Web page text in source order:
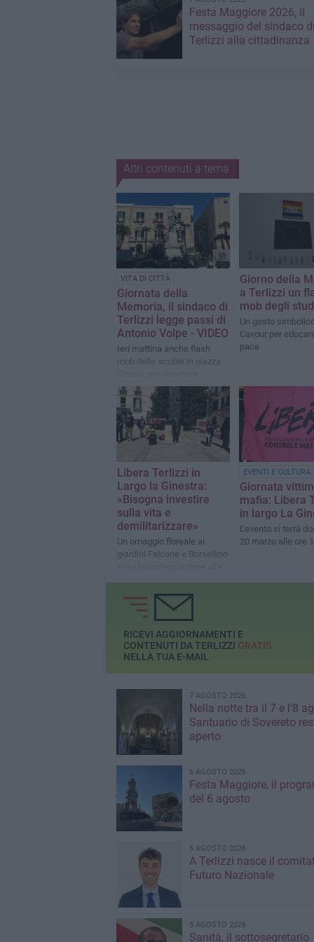
Festa Maggiore 2026, il
messaggio del sindaco di
Terlizzi alla cittadinanza
Altri contenuti a tema
VITA DI CITTÀ
Giornata della
Memoria, il sindaco di
Terlizzi legge passi di
Antonio Volpe - VIDEO
Ieri mattina anche flash
mob delle scuole in piazza
invocando pace ed
uguaglianza tra popoli
Giorno della
a Terlizzi un
mob degli
Un gesto
Cavour per
pace
Libera Terlizzi in
Largo la Ginestra:
«Bisogna investire
sulla vita e
demilitarizzare»
Un omaggio floreale ai
giardini Falcone e Borsellino
EVENTI E CULTURA
Giornata
mafia: Libera
in largo La
L'evento si terrà
20 marzo alle ore
RICEVI AGGIORNAMENTI E
CONTENUTI DA TERLIZZI GRATIS
NELLA TUA E-MAIL
7 AGOSTO 2026
Nella notte tra il 7 e l'8
Santuario di Sovereto
aperto
6 AGOSTO 2026
Festa Maggiore, il
del 6 agosto
6 AGOSTO 2026
A Terlizzi nasce il
Futuro Nazionale
5 AGOSTO 2026
Sanità, il sottosegretario